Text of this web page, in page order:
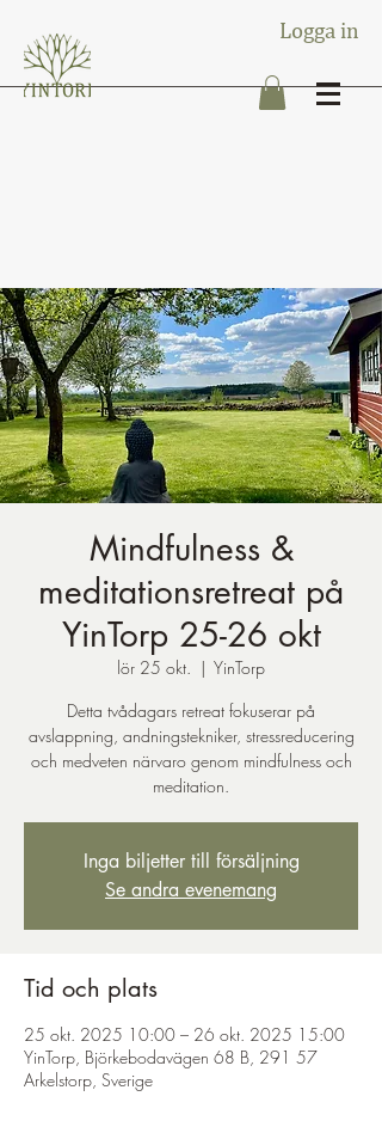
Logga in
Mindfulness &
meditationsretreat på
YinTorp 25-26 okt
lör 25 okt.
  |
YinTorp
Detta tvådagars retreat fokuserar på
avslappning, andningstekniker, stressreducering
och medveten närvaro genom mindfulness och
meditation.
Inga biljetter till försäljning
Se andra evenemang
Tid och plats
25 okt. 2025 10:00 – 26 okt. 2025 15:00
YinTorp, Björkebodavägen 68 B, 291 57
Arkelstorp, Sverige